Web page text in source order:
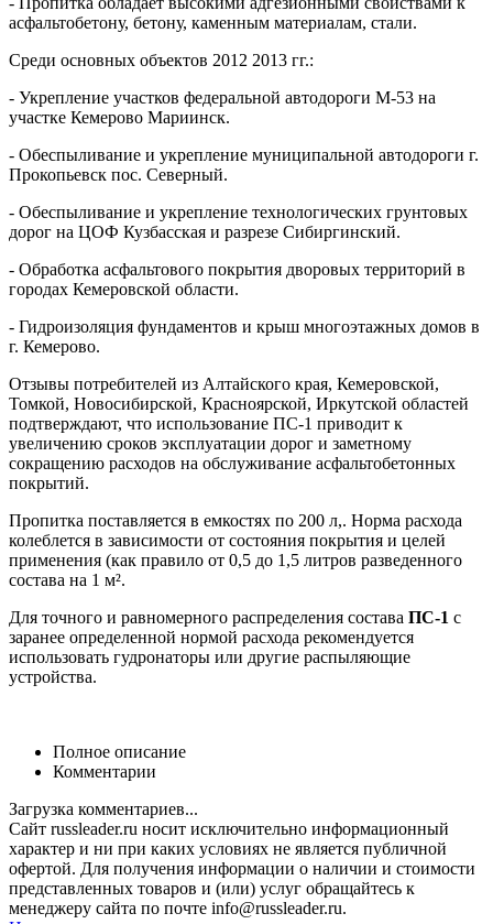
асфальтобетону, бетону, каменным материалам, стали.
Среди основных объектов 2012 2013 гг.:
- Укрепление участков федеральной автодороги М-53 на
участке Кемерово Мариинск.
- Обеспыливание и укрепление муниципальной автодороги г.
Прокопьевск пос. Северный.
- Обеспыливание и укрепление технологических грунтовых
дорог на ЦОФ Кузбасская и разрезе Сибиргинский.
- Обработка асфальтового покрытия дворовых территорий в
городах Кемеровской области.
- Гидроизоляция фундаментов и крыш многоэтажных домов в
г. Кемерово.
Отзывы потребителей из Алтайского края, Кемеровской,
Томкой, Новосибирской, Красноярской, Иркутской областей
подтверждают, что использование ПС-1 приводит к
увеличению сроков эксплуатации дорог и заметному
сокращению расходов на обслуживание асфальтобетонных
покрытий.
Пропитка поставляется в емкостях по 200 л,. Норма расхода
колеблется в зависимости от состояния покрытия и целей
применения (как правило от 0,5 до 1,5 литров разведенного
состава на 1 м².
Для точного и равномерного распределения состава ПС-1 с
заранее определенной нормой расхода рекомендуется
использовать гудронаторы или другие распыляющие
устройства.
Полное описание
Комментарии
Загрузка комментариев...
Сайт russleader.ru носит исключительно информационный
характер и ни при каких условиях не является публичной
офертой. Для получения информации о наличии и стоимости
представленных товаров и (или) услуг обращайтесь к
менеджеру сайта по почте info@russleader.ru.